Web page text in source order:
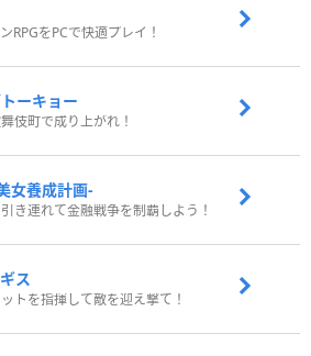
RPGをPCで快適プレイ！
ーキョー
伎町で成り上がれ！
女養成計画-
き連れて金融戦争を制覇しよう！
ス
トを指揮して敵を迎え撃て！